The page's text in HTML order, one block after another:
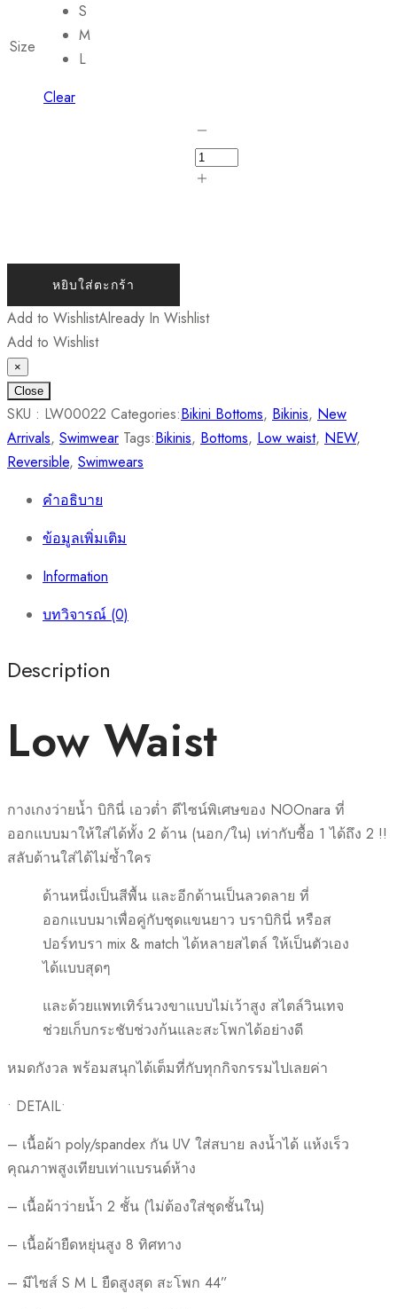
Size
S
M
L
Clear
หยิบใส่ตะกร้า
Add to WishlistAlready In Wishlist
Add to Wishlist
×
Close
SKU : LW00022 Categories:Bikini Bottoms, Bikinis, New
Arrivals, Swimwear Tags:Bikinis, Bottoms, Low waist, NEW,
Reversible, Swimwears
คำอธิบาย
ข้อมูลเพิ่มเติม
Information
บทวิจารณ์ (0)
Description
Low Waist
กางเกงว่ายน้ำ บิกินี่ เอวต่ำ ดีไซน์พิเศษของ NOOnara ที่
ออกแบบมาให้ใส่ได้ทั้ง 2 ด้าน (นอก/ใน) เท่ากับซื้อ 1 ได้ถึง 2 !!
สลับด้านใส่ได้ไม่ซ้ำใคร
ด้านหนึ่งเป็นสีพื้น และอีกด้านเป็นลวดลาย ที่
ออกแบบมาเพื่อคู่กับชุดแขนยาว บราบิกินี่ หรือส
ปอร์ทบรา mix & match ได้หลายสไตล์ ให้เป็นตัวเอง
ได้แบบสุดๆ
และด้วยแพทเทิร์นวงขาแบบไม่เว้าสูง สไตล์วินเทจ
ช่วยเก็บกระชับช่วงก้นและสะโพกได้อย่างดี
หมดกังวล พร้อมสนุกได้เต็มที่กับทุกกิจกรรมไปเลยค่า
• DETAIL•
– เนื้อผ้า poly/spandex กัน UV ใส่สบาย ลงน้ำได้ แห้งเร็ว
คุณภาพสูงเทียบเท่าแบรนด์ห้าง
– เนื้อผ้าว่ายน้ำ 2 ชั้น (ไม่ต้องใส่ชุดชั้นใน)
– เนื้อผ้ายืดหยุ่นสูง 8 ทิศทาง
– มีไซส์ S M L ยืดสูงสุด สะโพก 44”